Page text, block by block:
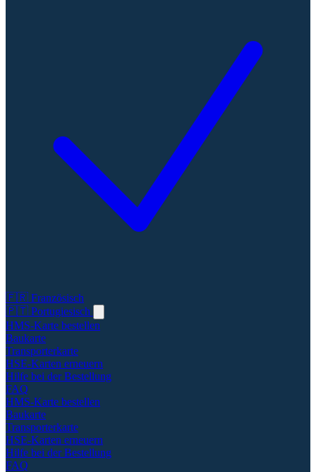
🇫🇷 Französisch
🇵🇹 Portugiesisch
HMS-Karte bestellen
Baukarte
Transporterkarte
HSE-Karten erneuern
Hilfe bei der Bestellung
FAQ
HMS-Karte bestellen
Baukarte
Transporterkarte
HSE-Karten erneuern
Hilfe bei der Bestellung
FAQ